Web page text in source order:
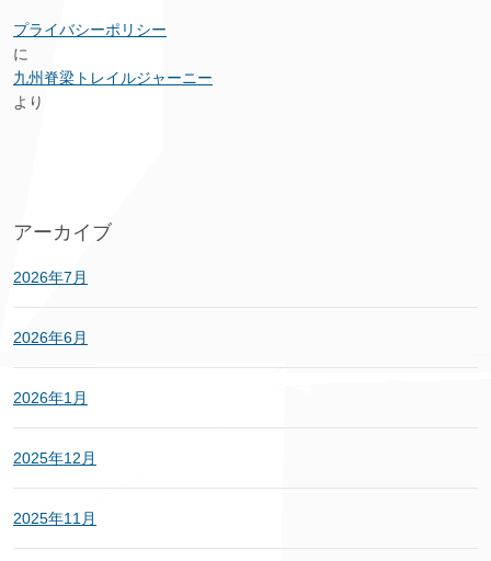
プライバシーポリシー
に
九州脊梁トレイルジャーニー
より
アーカイブ
2026年7月
2026年6月
2026年1月
2025年12月
2025年11月